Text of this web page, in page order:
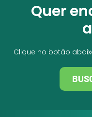
Quer
Clique no botão